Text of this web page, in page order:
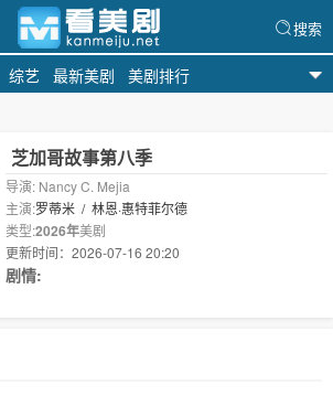
综艺 最新美剧 美剧排行
搜索
芝加哥故事第八季
导演: Nancy C. Mejia
主演:罗蒂米 / 林恩·惠特菲尔德
类型:2026年美剧
更新时间：2026-07-16 20:20
剧情: